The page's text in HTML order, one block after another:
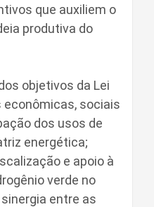
que auxiliem o
produtiva do
objetivos da Lei
econômicas, sociais
dos usos de
energética;
e apoio à
verde no
entre as